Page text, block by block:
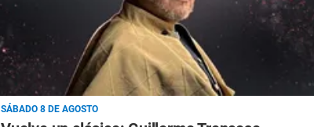
SÁBADO 8 DE AGOSTO